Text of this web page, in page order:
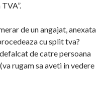
de un angajat, anexata
cu split tva?
de catre persoana
rugam sa aveti in vedere